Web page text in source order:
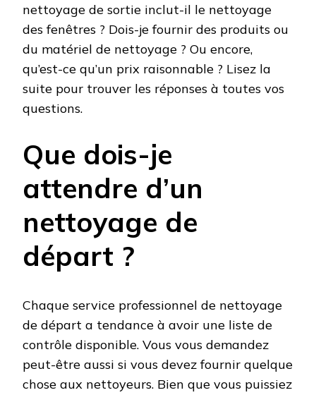
nettoyage de sortie inclut-il le nettoyage
des fenêtres ? Dois-je fournir des produits ou
du matériel de nettoyage ? Ou encore,
qu’est-ce qu’un prix raisonnable ? Lisez la
suite pour trouver les réponses à toutes vos
questions.
Que dois-je
attendre d’un
nettoyage de
départ ?
Chaque service professionnel de nettoyage
de départ a tendance à avoir une liste de
contrôle disponible. Vous vous demandez
peut-être aussi si vous devez fournir quelque
chose aux nettoyeurs. Bien que vous puissiez